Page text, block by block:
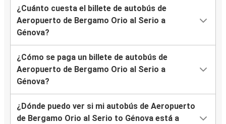
¿Cuánto cuesta el billete de autobús de
Aeropuerto de Bergamo Orio al Serio a
Génova?
¿Cómo se paga un billete de autobús de
Aeropuerto de Bergamo Orio al Serio a
Génova?
¿Dónde puedo ver si mi autobús de Aeropuerto
de Bergamo Orio al Serio to Génova está a